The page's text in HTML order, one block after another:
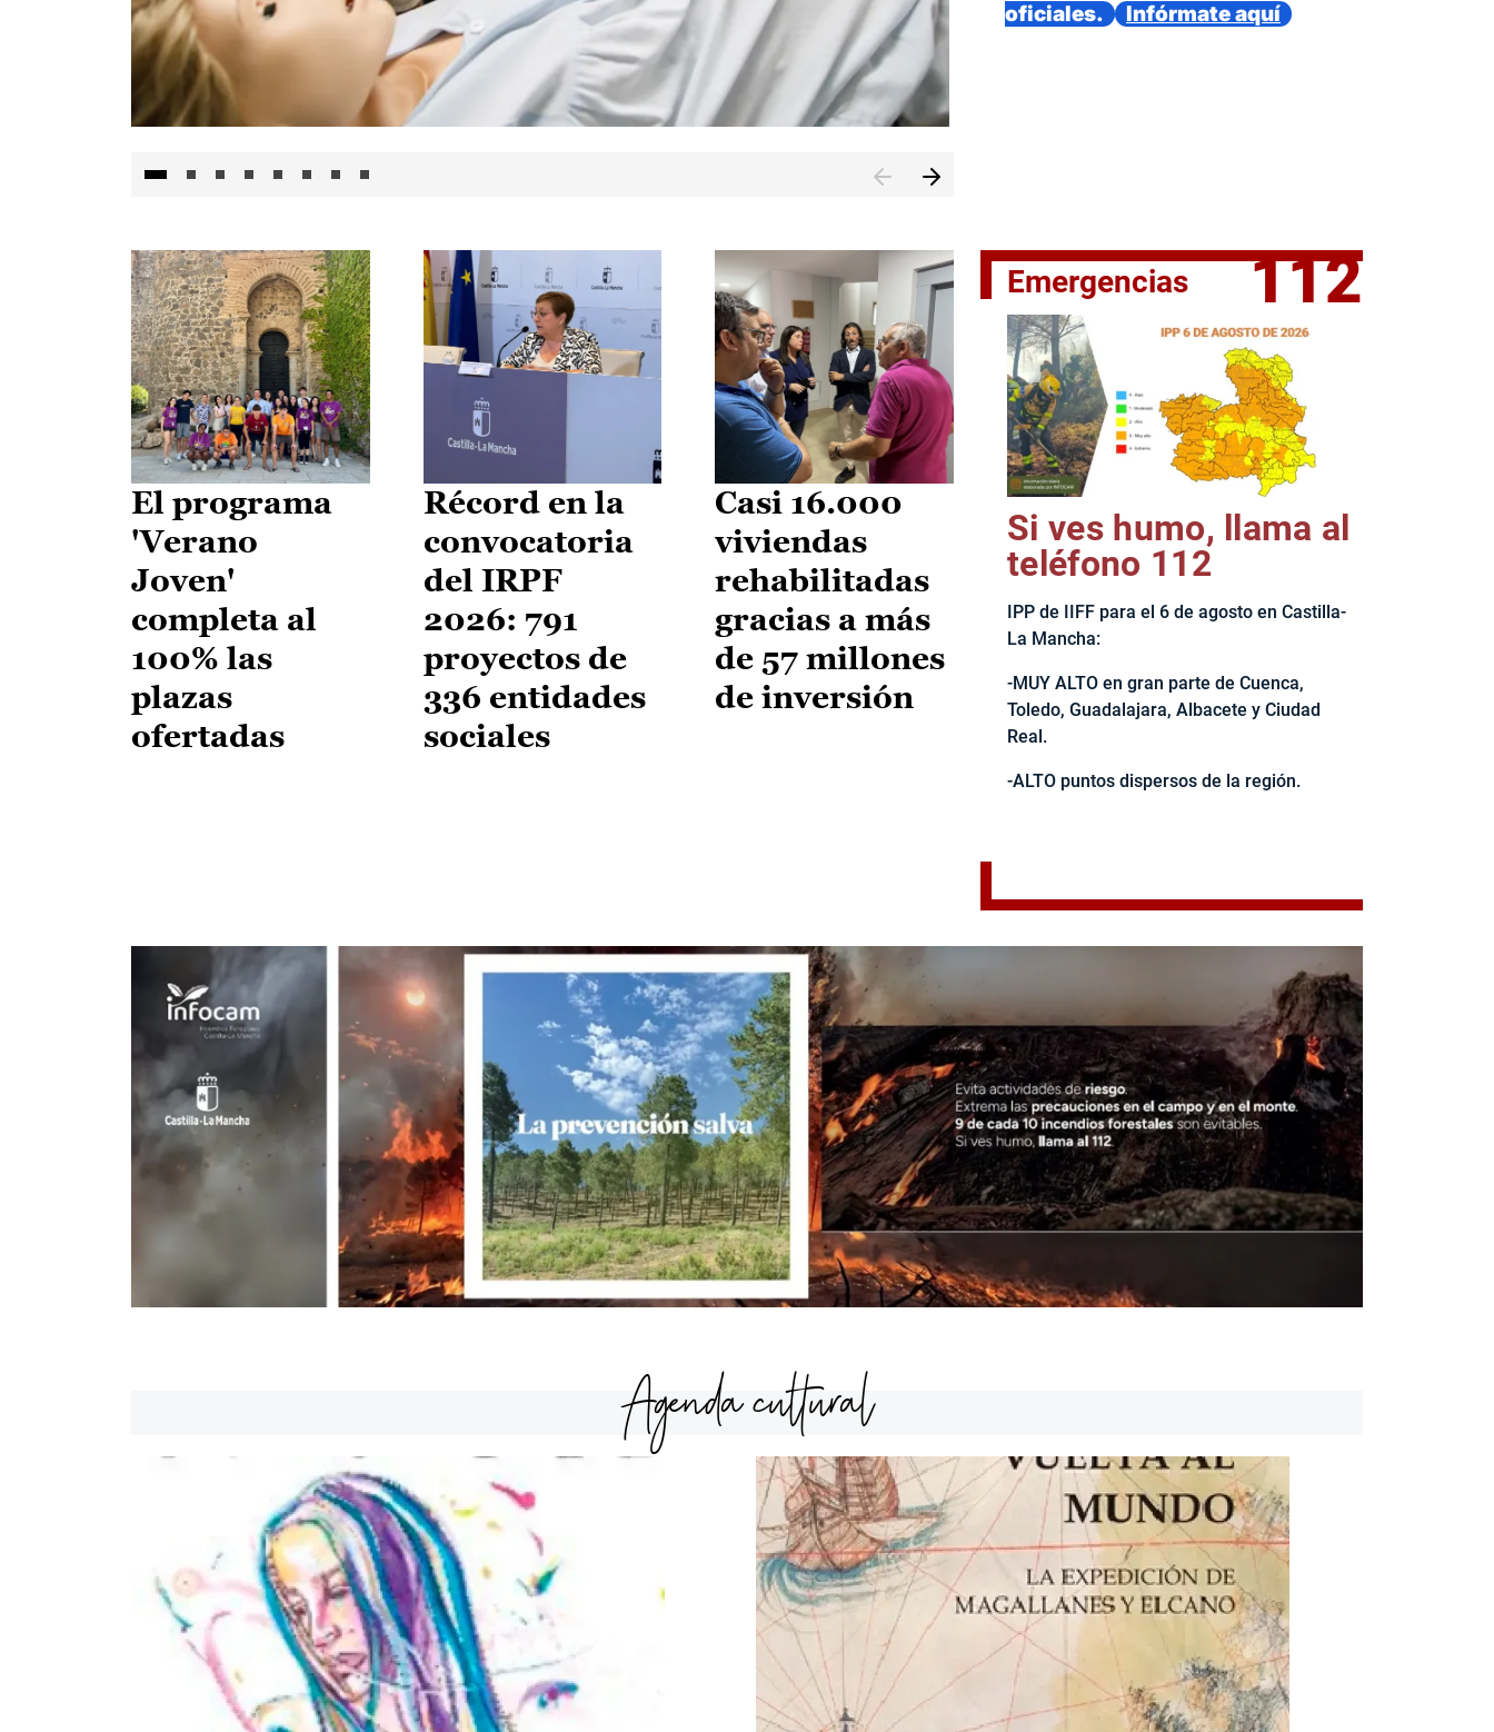
El jefe del Ejecutivo castellanomanchego, Emiliano García-
oficiales.
Infórmate aquí
El programa
'Verano
Joven'
completa al
100% las
plazas
ofertadas
Récord en la
convocatoria
del IRPF
2026: 791
proyectos de
336 entidades
sociales
Casi 16.000
viviendas
rehabilitadas
gracias a más
de 57 millones
de inversión
Emergencias 112
Si ves humo, llama al
teléfono 112
IPP de IIFF para el 6 de agosto en Castilla-
La Mancha:
-MUY ALTO en gran parte de Cuenca,
Toledo, Guadalajara, Albacete y Ciudad
Real.
-ALTO puntos dispersos de la región.
Agenda cultural